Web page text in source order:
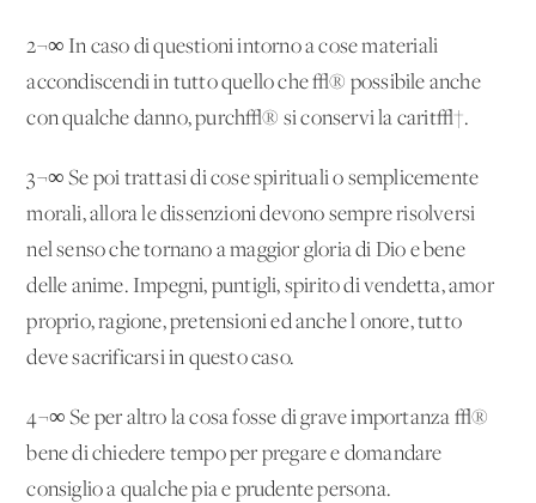
2¬∞ In caso di questioni intorno a cose materiali
accondiscendi in tutto quello che √® possibile anche
con qualche danno, purch√® si conservi la carit√†.
3¬∞ Se poi trattasi di cose spirituali o semplicemente
morali, allora le dissenzioni devono sempre risolversi
nel senso che tornano a maggior gloria di Dio e bene
delle anime. Impegni, puntigli, spirito di vendetta, amor
proprio, ragione, pretensioni ed anche l'onore, tutto
deve sacrificarsi in questo caso.
4¬∞ Se per altro la cosa fosse di grave importanza √®
bene di chiedere tempo per pregare e domandare
consiglio a qualche pia e prudente persona.